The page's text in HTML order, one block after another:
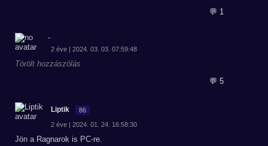
💬 1
-
2 éve | 2024. 03. 03. 07:59:48
Törölt hozzászólás
💬 5
Liptik 86
2 éve | 2024. 01. 24. 16:58:30
Jön a Ragnarok is PC-re.